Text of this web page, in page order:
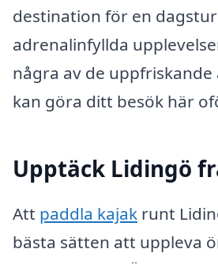
destination för en
adrenalinfyllda
några av de
kan göra ditt besök här
Upptäck Lidingö
Att paddla kajak runt
bästa sätten att uppleva